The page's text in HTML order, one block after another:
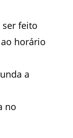
feito
horário
a
no